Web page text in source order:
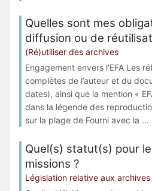
Quelles sont mes
diffusion ou de
(Ré)utiliser des archives
Engagement envers l’EFA Les
complètes de l’auteur et du
dates), ainsi que la mention «
dans la légende des
sur la plage de Fourni avec la ...
Quel(s) statut(s) pour
missions ?
Législation relative aux